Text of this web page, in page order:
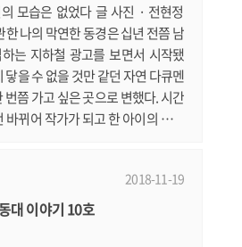
모습은 없었다 글 사진 · 전현정
한 나의 막연한 동경은 십년 전쯤 남
는 지하철 광고를 보면서 시작됐
닿을 수 없을 것만 같던 자연 다큐멘
번쯤 가고 싶은 곳으로 변했다. 시간
뀌어 작가가 되고 한 아이의 엄마
주의 좋은 기운들이 순간 한곳으로
지 않지만 3번의 심사를 거쳐 나는
2018-11-19
대 이야기 10호